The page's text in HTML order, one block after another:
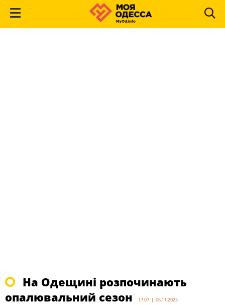
На Одещині розпочинають
опалювальний сезон
17:07 | 06.11.2025